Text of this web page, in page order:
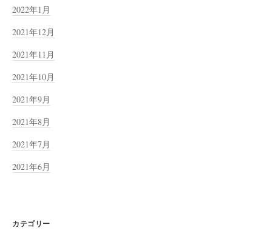
2022年1月
2021年12月
2021年11月
2021年10月
2021年9月
2021年8月
2021年7月
2021年6月
カテゴリー